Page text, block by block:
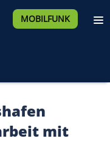
MOBILFUNK
mit